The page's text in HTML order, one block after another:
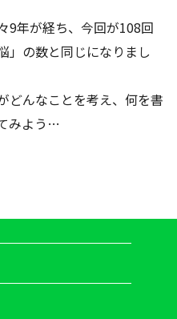
9年が経ち、今回が108回
」の数と同じになりまし
どんなことを考え、何を書
みよう…